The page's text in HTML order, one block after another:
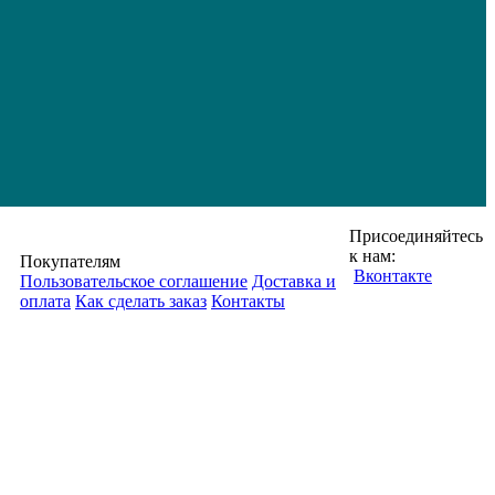
Покупателям
Пользовательское соглашение Доставка и
оплата Как сделать заказ Контакты
Присоединяйтесь
к нам:
Вконтакте